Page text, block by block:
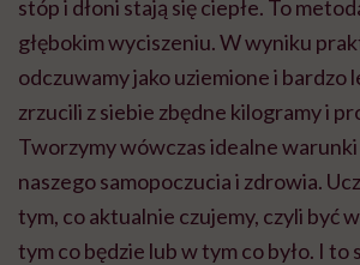
stóp i dłoni stają się ciepłe. To
głębokim wyciszeniu. W wyniku
odczuwamy jako uziemione i bardzo
zrzucili z siebie zbędne kilogramy i
Tworzymy wówczas idealne
naszego samopoczucia i zdrowia.
tym, co aktualnie czujemy, czyli być
tym co będzie lub w tym co było. I to